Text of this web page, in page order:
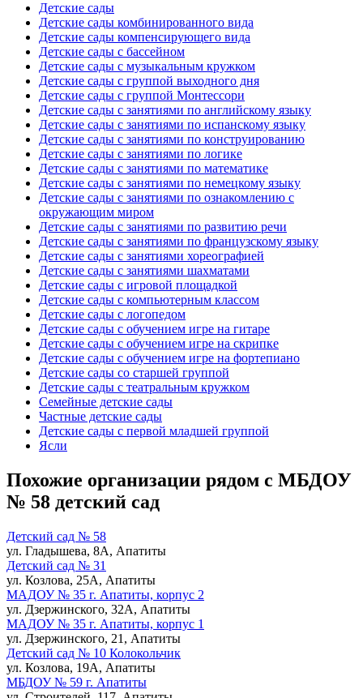
Детские сады
Детские сады комбинированного вида
Детские сады компенсирующего вида
Детские сады с бассейном
Детские сады с музыкальным кружком
Детские сады с группой выходного дня
Детские сады с группой Монтессори
Детские сады с занятиями по английскому языку
Детские сады с занятиями по испанскому языку
Детские сады с занятиями по конструированию
Детские сады с занятиями по логике
Детские сады с занятиями по математике
Детские сады с занятиями по немецкому языку
Детские сады с занятиями по ознакомлению с
окружающим миром
Детские сады с занятиями по развитию речи
Детские сады с занятиями по французскому языку
Детские сады с занятиями хореографией
Детские сады с занятиями шахматами
Детские сады с игровой площадкой
Детские сады с компьютерным классом
Детские сады с логопедом
Детские сады с обучением игре на гитаре
Детские сады с обучением игре на скрипке
Детские сады с обучением игре на фортепиано
Детские сады со старшей группой
Детские сады с театральным кружком
Семейные детские сады
Частные детские сады
Детские сады с первой младшей группой
Ясли
Похожие организации рядом с МБДОУ
№ 58 детский сад
Детский сад № 58
ул. Гладышева, 8А, Апатиты
Детский сад № 31
ул. Козлова, 25А, Апатиты
МАДОУ № 35 г. Апатиты, корпус 2
ул. Дзержинского, 32А, Апатиты
МАДОУ № 35 г. Апатиты, корпус 1
ул. Дзержинского, 21, Апатиты
Детский сад № 10 Колокольчик
ул. Козлова, 19А, Апатиты
МБДОУ № 59 г. Апатиты